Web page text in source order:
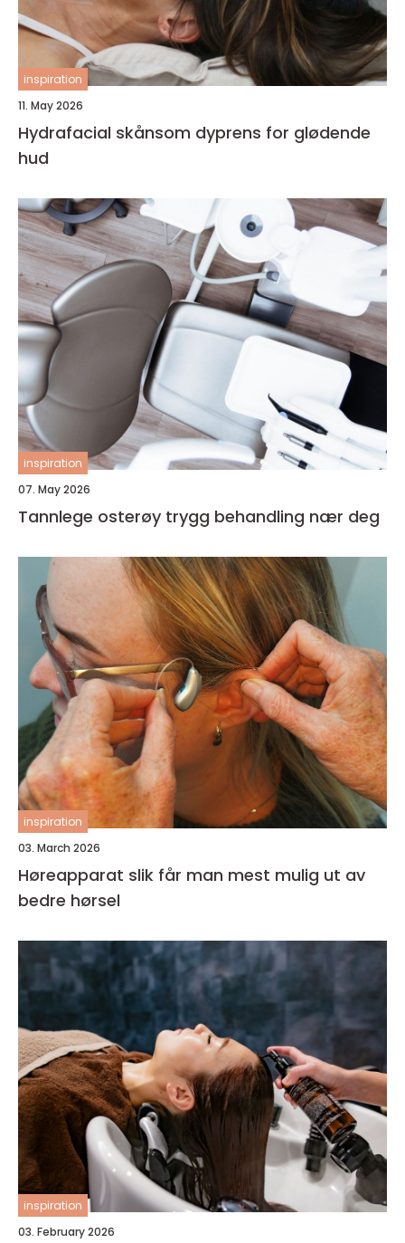
inspiration
11. May 2026
Hydrafacial skånsom dyprens for glødende
hud
inspiration
07. May 2026
Tannlege osterøy trygg behandling nær deg
inspiration
03. March 2026
Høreapparat slik får man mest mulig ut av
bedre hørsel
inspiration
03. February 2026